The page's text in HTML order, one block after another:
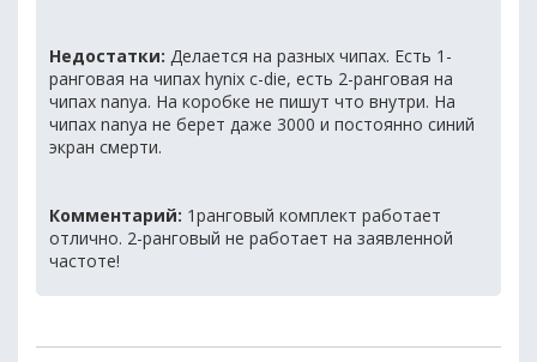
Недостатки: Делается на разных чипах. Есть 1-
ранговая на чипах hynix c-die, есть 2-ранговая на
чипах nanya. На коробке не пишут что внутри. На
чипах nanya не берет даже 3000 и постоянно синий
экран смерти.
Комментарий: 1ранговый комплект работает
отлично. 2-ранговый не работает на заявленной
частоте!